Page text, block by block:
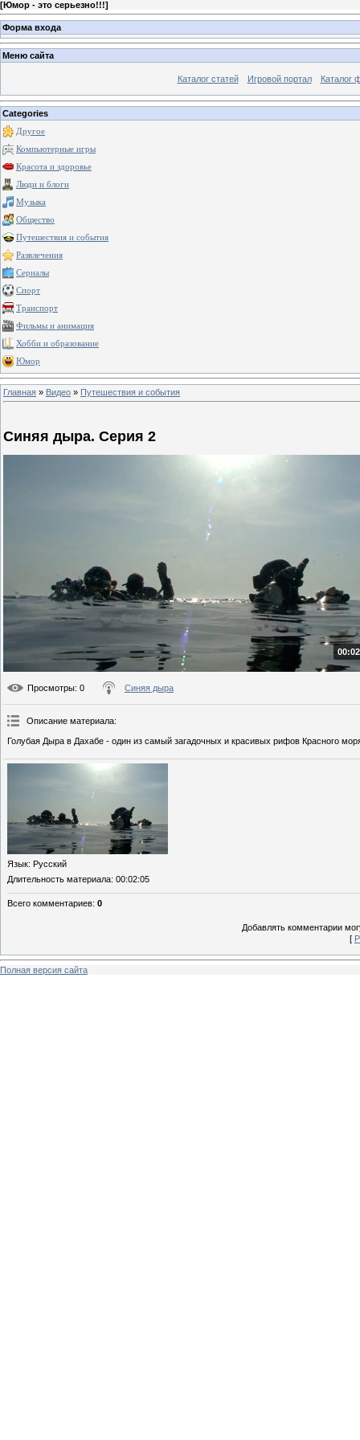
[Юмор - это серьезно!!!]
Форма входа
Меню сайта
Каталог статей Игровой портал Каталог
Categories
Другое
Компьютерные игры
Красота и здоровье
Люди и блоги
Музыка
Общество
Путешествия и события
Развлечения
Сериалы
Спорт
Транспорт
Фильмы и анимация
Хобби и образование
Юмор
Главная » Видео » Путешествия и события
Синяя дыра. Серия 2
Просмотры: 0 Синяя дыра
Описание материала:
Голубая Дыра в Дахабе - один из самый загадочных и красивых рифов Красного
Язык: Русский
Длительность материала: 00:02:05
Всего комментариев: 0
Добавлять комментарии
[
Полная версия сайта